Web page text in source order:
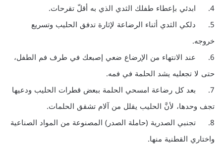
4. ابدئي بإعطاء طفلك الثدي الذي به أقلّ تقرحات.
5. دلكي الثدي أثناء الرضاعة لإثارة تدفق الحليب وتسريع
خروجه.
6. عند الانتهاء من الإرضاع ضعي إصبعك في طرف فم الطفل،
حتى لا تجعليه يشد الحلمة في فمه.
7. بعد كل رضاعة امسحي الحلمة ببعض قطرات الحليب ودعيها
تجف وحدها، لأنَّ الحليب يقلل من آلام تشقق الحلمات.
8. تجنبي الصدرية (حاملة الصدر) المصنوعة من المواد الصناعية
واختاري القطنية منها.